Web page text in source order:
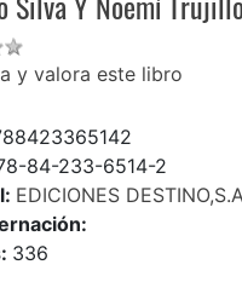
y valora este libro
84-233-6514-2
EDICIONES
336